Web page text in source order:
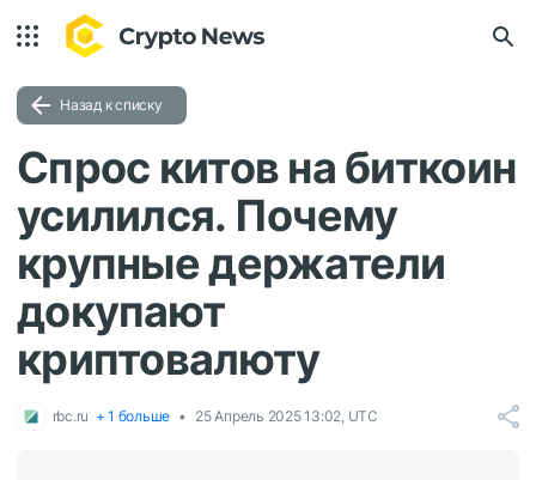
Назад к списку
Спрос китов на биткоин
усилился. Почему
крупные держатели
докупают
криптовалюту
rbc.ru + 1 больше 25 Апрель 2025 13:02, UTC